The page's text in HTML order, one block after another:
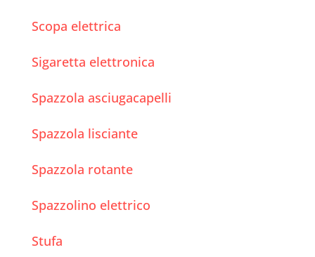
Scopa elettrica
Sigaretta elettronica
Spazzola asciugacapelli
Spazzola lisciante
Spazzola rotante
Spazzolino elettrico
Stufa